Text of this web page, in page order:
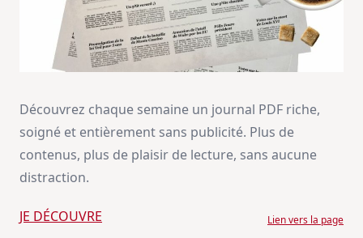
Découvrez chaque semaine un journal PDF riche,
soigné et entièrement sans publicité. Plus de
contenus, plus de plaisir de lecture, sans aucune
distraction.
JE DÉCOUVRE Lien vers la page